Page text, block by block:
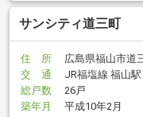
サンシティ道三町
住 所
広島県福山市道
交 通
JR福塩線 福山
総戸数
26戸
築年月
平成10年2月